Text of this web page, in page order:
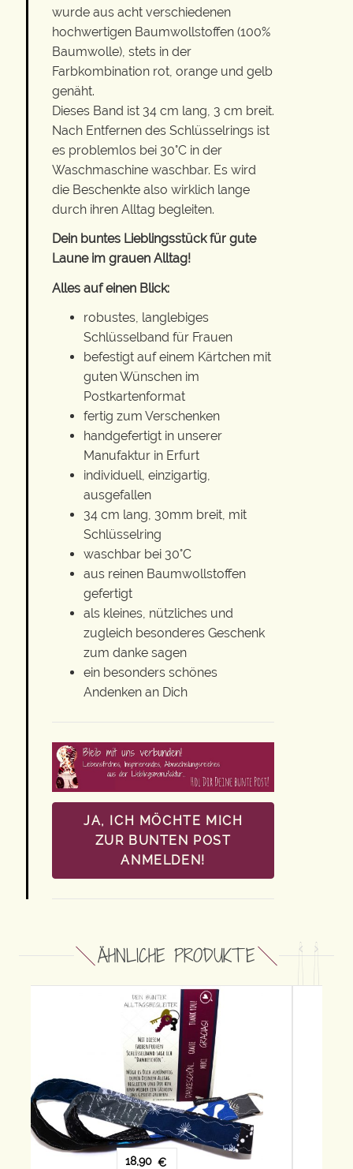
wurde aus acht verschiedenen
hochwertigen Baumwollstoffen (100%
Baumwolle), stets in der
Farbkombination rot, orange und gelb
genäht.
Dieses Band ist 34 cm lang, 3 cm breit.
Nach Entfernen des Schlüsselrings ist
es problemlos bei 30°C in der
Waschmaschine waschbar. Es wird
die Beschenkte also wirklich lange
durch ihren Alltag begleiten.
Dein buntes Lieblingsstück für gute
Laune im grauen Alltag!
Alles auf einen Blick:
robustes, langlebiges
Schlüsselband für Frauen
befestigt auf einem Kärtchen mit
guten Wünschen im
Postkartenformat
fertig zum Verschenken
handgefertigt in unserer
Manufaktur in Erfurt
individuell, einzigartig,
ausgefallen
34 cm lang, 30mm breit, mit
Schlüsselring
waschbar bei 30°C
aus reinen Baumwollstoffen
gefertigt
als kleines, nützliches und
zugleich besonderes Geschenk
zum danke sagen
ein besonders schönes
Andenken an Dich
JA, ICH MÖCHTE MICH
ZUR BUNTEN POST
ANMELDEN!
ÄHNLICHE PRODUKTE
15,90